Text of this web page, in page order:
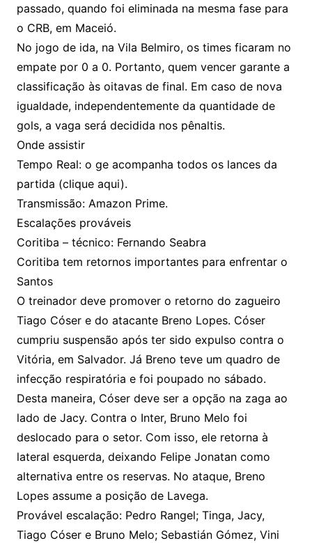
passado, quando foi eliminada na mesma fase para
o CRB, em Maceió.
No jogo de ida, na Vila Belmiro, os times ficaram no
empate por 0 a 0. Portanto, quem vencer garante a
classificação às oitavas de final. Em caso de nova
igualdade, independentemente da quantidade de
gols, a vaga será decidida nos pênaltis.
Onde assistir
Tempo Real: o ge acompanha todos os lances da
partida (clique aqui).
Transmissão: Amazon Prime.
Escalações prováveis
Coritiba – técnico: Fernando Seabra
Coritiba tem retornos importantes para enfrentar o
Santos
O treinador deve promover o retorno do zagueiro
Tiago Cóser e do atacante Breno Lopes. Cóser
cumpriu suspensão após ter sido expulso contra o
Vitória, em Salvador. Já Breno teve um quadro de
infecção respiratória e foi poupado no sábado.
Desta maneira, Cóser deve ser a opção na zaga ao
lado de Jacy. Contra o Inter, Bruno Melo foi
deslocado para o setor. Com isso, ele retorna à
lateral esquerda, deixando Felipe Jonatan como
alternativa entre os reservas. No ataque, Breno
Lopes assume a posição de Lavega.
Provável escalação: Pedro Rangel; Tinga, Jacy,
Tiago Cóser e Bruno Melo; Sebastián Gómez, Vini